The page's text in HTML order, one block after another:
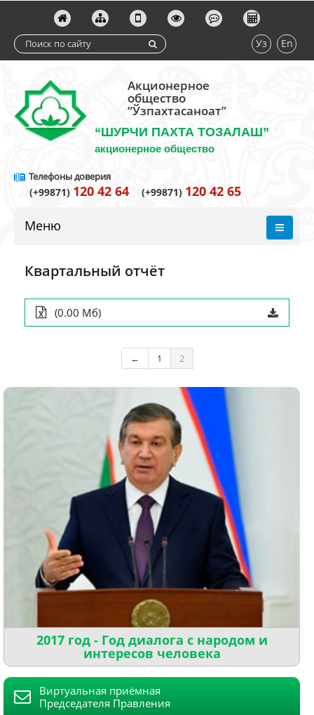
Уз En
Акционерное
общество
“Ўзпахтасаноат”
“ШУРЧИ ПАХТА ТОЗАЛАШ”
акционерное общество
Телефоны доверия
(+99871) 120 42 64 (+99871) 120 42 65
Меню
Квартальный отчёт
(0.00 Мб)
← 1 2
2017 год - Год диалога с народом и
интересов человека
Виртуальная приёмная
Председателя Правления